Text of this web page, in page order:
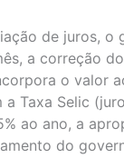
de juros, o
a correção
o valor
Taxa Selic
ao ano, a
do